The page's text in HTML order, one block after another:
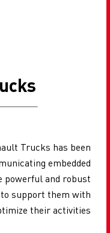
Trucks has been
embedded
powerful and robust
support them with
their activities.